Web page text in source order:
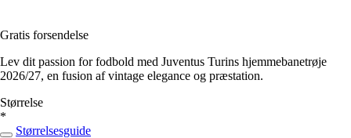
Gratis forsendelse
Lev dit passion for fodbold med Juventus Turins hjemmebanetrøje
2026/27, en fusion af vintage elegance og præstation.
Størrelse
*
Størrelsesguide